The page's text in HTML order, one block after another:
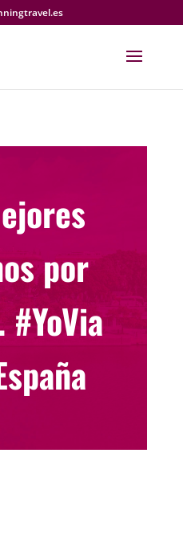
por
#YoVia